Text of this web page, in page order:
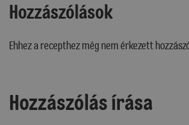
Hozzászólások
Ehhez a recepthez még nem érkezett
Hozzászólás írása